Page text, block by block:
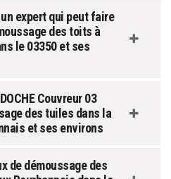
un expert qui peut faire
des toits à
le 03350 et ses
Couvreur 03
des tuiles dans la
et ses environs
de démoussage des